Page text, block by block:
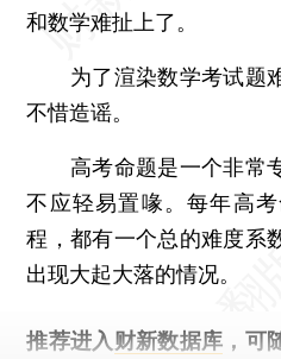
和数学难扯上了。
为了渲染数学考试题难
不惜造谣。
高考命题是一个非常
不应轻易置喙。每年高
程，都有一个总的难度系
出现大起大落的情况。
推荐进入 财新数据库 ，可